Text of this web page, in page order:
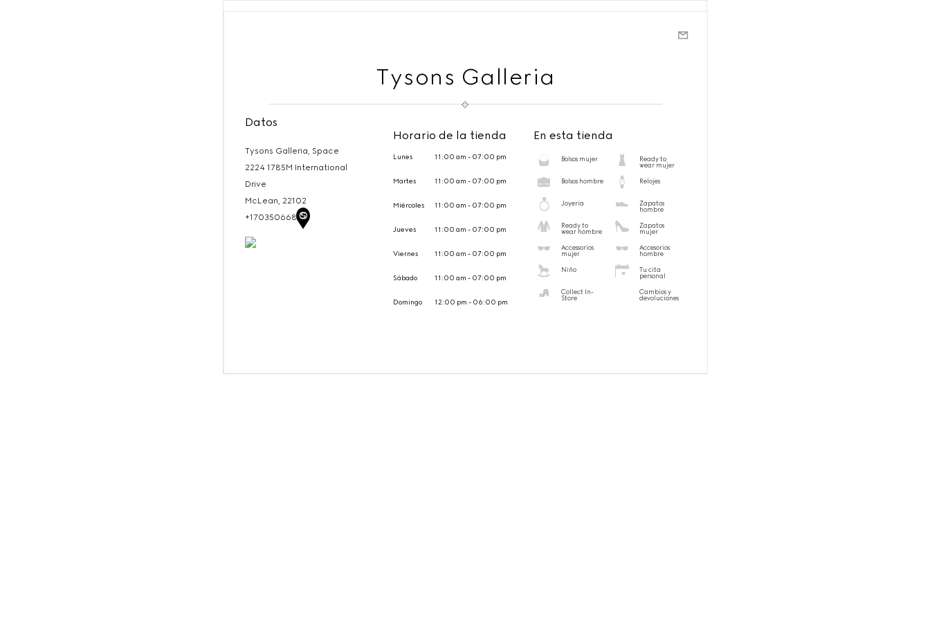
Tysons Galleria
Datos
Tysons Galleria, Space
2224 1785M International
Drive
McLean, 22102
+17035066804
Horario de la tienda
Lunes 11:00 am - 07:00 pm
Martes 11:00 am - 07:00 pm
Miércoles 11:00 am - 07:00 pm
Jueves 11:00 am - 07:00 pm
Viernes 11:00 am - 07:00 pm
Sábado 11:00 am - 07:00 pm
Domingo 12:00 pm - 06:00 pm
En esta tienda
Bolsos mujer
Ready to
wear mujer
Bolsos hombre Relojes
Joyería
Zapatos
hombre
Ready to
wear hombre
Zapatos
mujer
Accessorios
mujer
Accesorios
hombre
Niño
Tu cita
personal
Collect In-
Store
Cambios y
devoluciones